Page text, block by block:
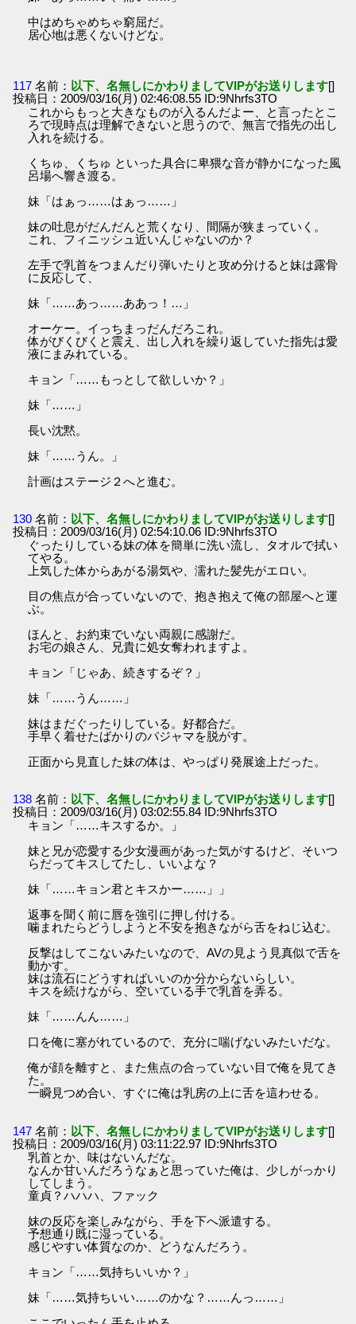
中はめちゃめちゃ窮屈だ。
居心地は悪くないけどな。
117 名前： 以下、名無しにかわりましてVIPがお送りします[]
投稿日：2009/03/16(月) 02:46:08.55 ID:9Nhrfs3TO
これからもっと大きなものが入るんだよー、と言ったとこ
ろで現時点は理解できないと思うので、無言で指先の出し
入れを続ける。
くちゅ、くちゅ といった具合に卑猥な音が静かになった風
呂場へ響き渡る。
妹「はぁっ……はぁっ……」
妹の吐息がだんだんと荒くなり、間隔が狭まっていく。
これ、フィニッシュ近いんじゃないのか？
左手で乳首をつまんだり弾いたりと攻め分けると妹は露骨
に反応して、
妹「……あっ……ああっ！…」
オーケー。イっちまっだんだろこれ。
体がびくびくと震え、出し入れを繰り返していた指先は愛
液にまみれている。
キョン「……もっとして欲しいか？」
妹「……」
長い沈黙。
妹「……うん。」
計画はステージ２へと進む。
130 名前： 以下、名無しにかわりましてVIPがお送りします[]
投稿日：2009/03/16(月) 02:54:10.06 ID:9Nhrfs3TO
ぐったりしている妹の体を簡単に洗い流し、タオルで拭い
てやる。
上気した体からあがる湯気や、濡れた髪先がエロい。
目の焦点が合っていないので、抱き抱えて俺の部屋へと運
ぶ。
ほんと、お約束でいない両親に感謝だ。
お宅の娘さん、兄貴に処女奪われますよ。
キョン「じゃあ、続きするぞ？」
妹「……うん……」
妹はまだぐったりしている。好都合だ。
手早く着せたばかりのパジャマを脱がす。
正面から見直した妹の体は、やっぱり発展途上だった。
138 名前： 以下、名無しにかわりましてVIPがお送りします[]
投稿日：2009/03/16(月) 03:02:55.84 ID:9Nhrfs3TO
キョン「……キスするか。」
妹と兄が恋愛する少女漫画があった気がするけど、そいつ
らだってキスしてたし、いいよな？
妹「……キョン君とキスかー……」」
返事を聞く前に唇を強引に押し付ける。
噛まれたらどうしようと不安を抱きながら舌をねじ込む。
反撃はしてこないみたいなので、AVの見よう見真似で舌を
動かす。
妹は流石にどうすればいいのか分からないらしい。
キスを続けながら、空いている手で乳首を弄る。
妹「……んん……」
口を俺に塞がれているので、充分に喘げないみたいだな。
俺が顔を離すと、また焦点の合っていない目で俺を見てき
た。
一瞬見つめ合い、すぐに俺は乳房の上に舌を這わせる。
147 名前： 以下、名無しにかわりましてVIPがお送りします[]
投稿日：2009/03/16(月) 03:11:22.97 ID:9Nhrfs3TO
乳首とか、味はないんだな。
なんか甘いんだろうなぁと思っていた俺は、少しがっかり
してしまう。
童貞？ハハハ、ファック
妹の反応を楽しみながら、手を下へ派遣する。
予想通り既に湿っている。
感じやすい体質なのか、どうなんだろう。
キョン「……気持ちいいか？」
妹「……気持ちいい……のかな？……んっ……」